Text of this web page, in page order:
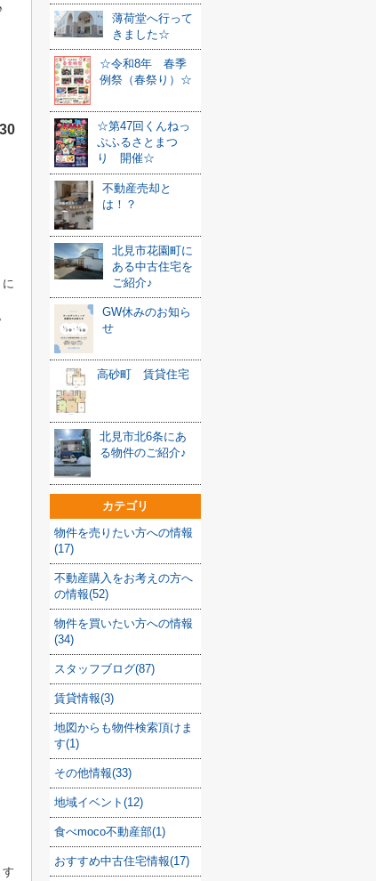
薄荷堂へ行って
きました☆
☆令和8年 春季
例祭（春祭り）☆
☆第47回くんねっ
ぷふるさとまつ
り 開催☆
不動産売却と
は！？
北見市花園町に
ある中古住宅を
ご紹介♪
GW休みのお知ら
せ
高砂町 賃貸住宅
北見市北6条にあ
る物件のご紹介♪
カテゴリ
物件を売りたい方への情報
(17)
不動産購入をお考えの方へ
の情報(52)
物件を買いたい方への情報
(34)
スタッフブログ(87)
賃貸情報(3)
地図からも物件検索頂けま
す(1)
その他情報(33)
地域イベント(12)
食べmoco不動産部(1)
おすすめ中古住宅情報(17)